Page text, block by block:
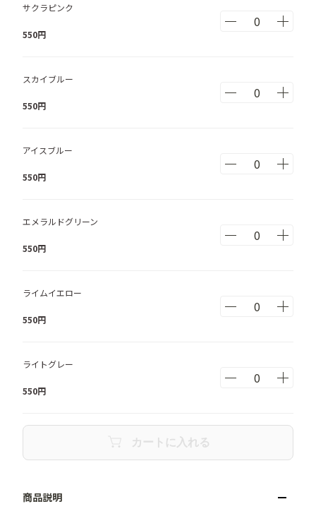
サクラピンク
550円
スカイブルー
550円
アイスブルー
550円
エメラルドグリーン
550円
ライムイエロー
550円
ライトグレー
550円
カートに入れる